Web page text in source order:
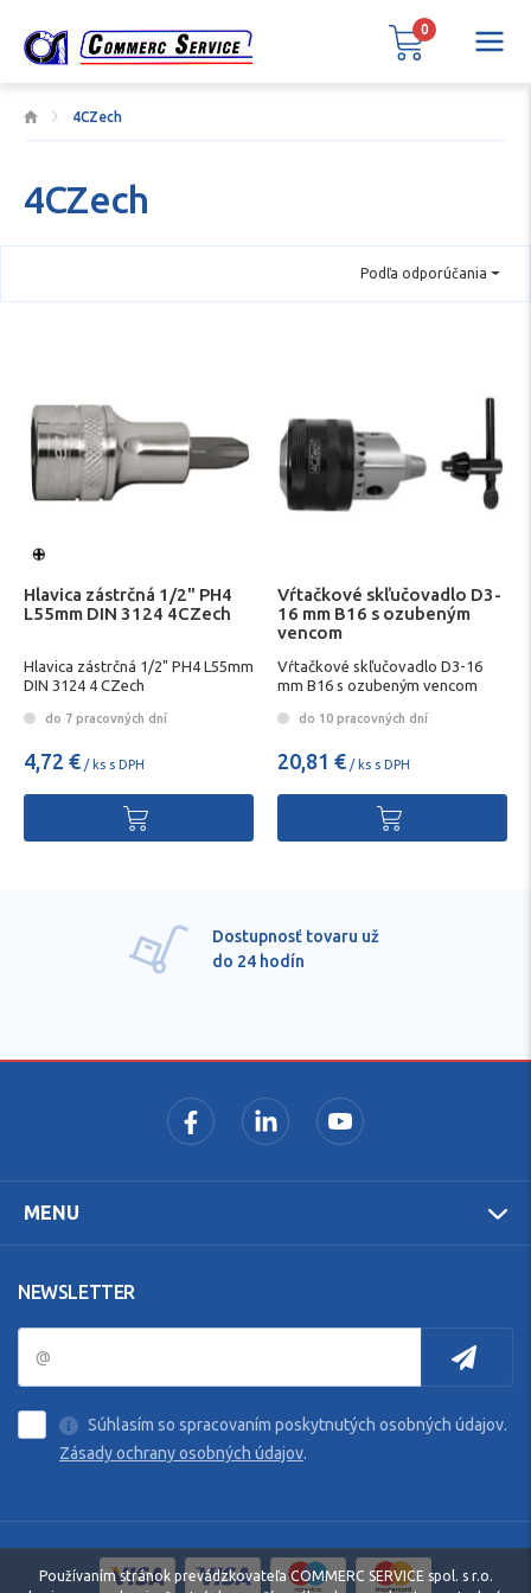
4CZech
4CZech
Podľa odporúčania
Hlavica zástrčná 1/2" PH4
L55mm DIN 3124 4CZech
Hlavica zástrčná 1/2" PH4 L55mm
DIN 3124 4 CZech
do 7 pracovných dní
4,72 € / ks s DPH
Vŕtačkové skľučovadlo D3-
16 mm B16 s ozubeným
vencom
Vŕtačkové skľučovadlo D3-16
mm B16 s ozubeným vencom
do 10 pracovných dní
20,81 € / ks s DPH
Dostupnosť tovaru už
do 24 hodín
MENU
NEWSLETTER
Súhlasím so spracovaním poskytnutých osobných údajov.
Zásady ochrany osobných údajov.
0
Používaním stránok prevádzkovateľa COMMERC SERVICE spol. s r.o.